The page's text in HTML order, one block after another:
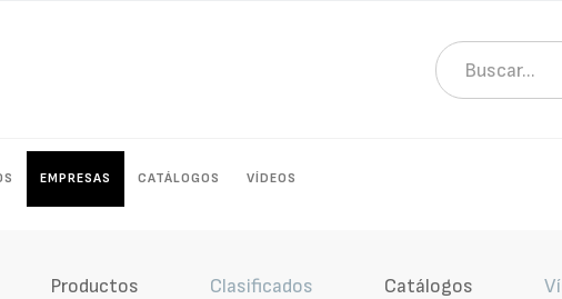
EMPRESAS CATÁLOGOS VÍDEOS
Productos Clasificados Catálogos